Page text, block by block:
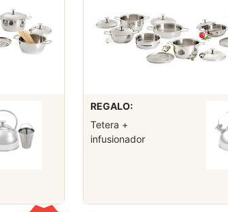
REGALO:
Tetera +
infusionador